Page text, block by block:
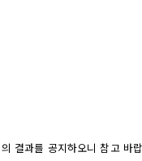
결과를 공지하오니 참고 바